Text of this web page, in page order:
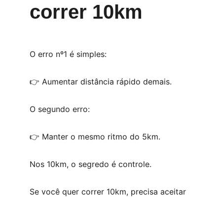
correr 10km
O erro nº1 é simples:
👉 Aumentar distância rápido demais.
O segundo erro:
👉 Manter o mesmo ritmo do 5km.
Nos 10km, o segredo é controle.
Se você quer correr 10km, precisa aceitar